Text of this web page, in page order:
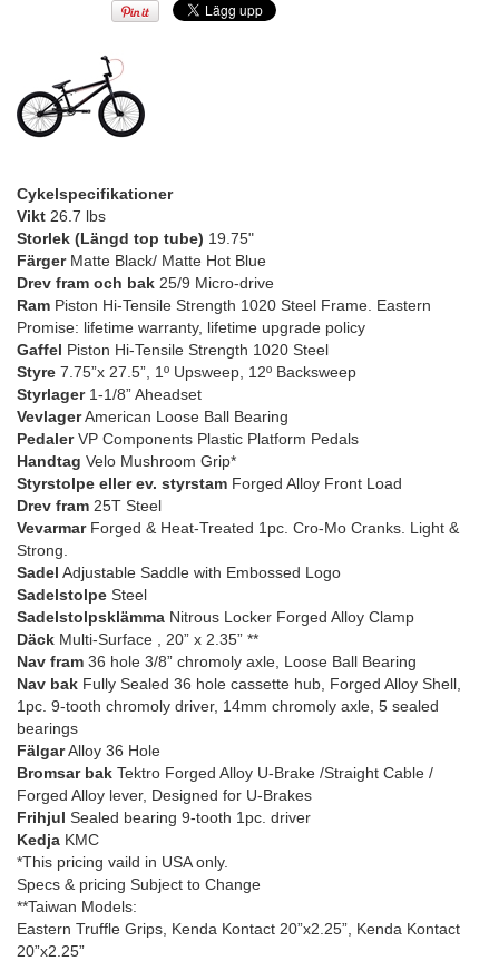
Cykelspecifikationer
Vikt 26.7 lbs
Storlek (Längd top tube) 19.75"
FärgerMatte Black/ Matte Hot Blue
Drev fram och bak 25/9 Micro-drive
Ram Piston Hi-Tensile Strength 1020 Steel Frame. Eastern
Promise: lifetime warranty, lifetime upgrade policy
Gaffel Piston Hi-Tensile Strength 1020 Steel
Styre 7.75”x 27.5”, 1º Upsweep, 12º Backsweep
Styrlager1-1/8” Aheadset
VevlagerAmerican Loose Ball Bearing
PedalerVP Components Plastic Platform Pedals
Handtag Velo Mushroom Grip*
Styrstolpe eller ev. styrstam Forged Alloy Front Load
Drev fram 25T Steel
VevarmarForged & Heat-Treated 1pc. Cro-Mo Cranks. Light &
Strong.
Sadel Adjustable Saddle with Embossed Logo
Sadelstolpe Steel
Sadelstolpsklämma Nitrous Locker Forged Alloy Clamp
Däck Multi-Surface , 20” x 2.35” **
Nav fram 36 hole 3/8” chromoly axle, Loose Ball Bearing
Nav bak Fully Sealed 36 hole cassette hub, Forged Alloy Shell,
1pc. 9-tooth chromoly driver, 14mm chromoly axle, 5 sealed
bearings
FälgarAlloy 36 Hole
Bromsar bak Tektro Forged Alloy U-Brake /Straight Cable /
Forged Alloy lever, Designed for U-Brakes
Frihjul Sealed bearing 9-tooth 1pc. driver
Kedja KMC
*This pricing vaild in USA only.
Specs & pricing Subject to Change
**Taiwan Models:
Eastern Truffle Grips, Kenda Kontact 20”x2.25”, Kenda Kontact
20”x2.25”